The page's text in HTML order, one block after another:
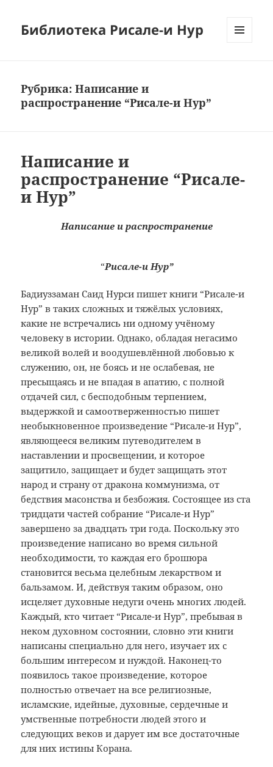
Библиотека Рисале-и Нур
Рубрика:Написание и
распространение “Рисале-и Нур”
Написание и
распространение “Рисале-
и Нур”
Написание и распространение
“Рисале-и Нур”
Бадиуззаман Саид Нурси пишет книги “Рисале-и
Нур” в таких сложных и тяжёлых условиях,
какие не встречались ни одному учёному
человеку в истории. Однако, обладая негасимо
великой волей и воодушевлённой любовью к
служению, он, не боясь и не ослабевая, не
пресыщаясь и не впадая в апатию, с полной
отдачей сил, с бесподобным терпением,
выдержкой и самоотверженностью пишет
необыкновенное произведение “Рисале-и Нур”,
являющееся великим путеводителем в
наставлении и просвещении, и которое
защитило, защищает и будет защищать этот
народ и страну от дракона коммунизма, от
бедствия масонства и безбожия. Состоящее из ста
тридцати частей собрание “Рисале-и Нур”
завершено за двадцать три года. Поскольку это
произведение написано во время сильной
необходимости, то каждая его брошюра
становится весьма целебным лекарством и
бальзамом. И, действуя таким образом, оно
исцеляет духовные недуги очень многих людей.
Каждый, кто читает “Рисале-и Нур”, пребывая в
неком духовном состоянии, словно эти книги
написаны специально для него, изучает их с
большим интересом и нуждой. Наконец-то
появилось такое произведение, которое
полностью отвечает на все религиозные,
исламские, идейные, духовные, сердечные и
умственные потребности людей этого и
следующих веков и дарует им все достаточные
для них истины Корана.